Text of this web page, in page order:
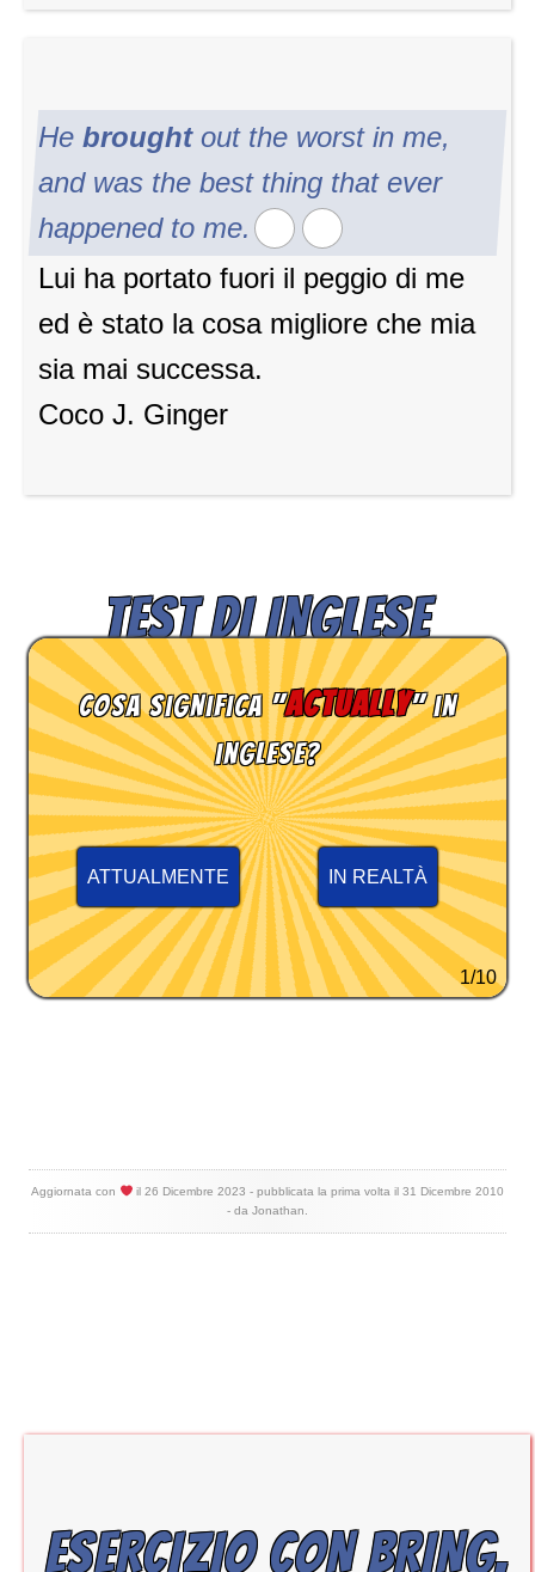
He broughtout the worst in me,
and was the best thing that ever
happened to me.
Lui ha portato fuori il peggio di me
ed è stato la cosa migliore che mia
sia mai successa.
Coco J. Ginger
TEST DI INGLESE
Cosa significa "actually" in
inglese?
ATTUALMENTE IN REALTÀ
1/10
Aggiornata con il26 Dicembre 2023 - pubblicata la prima volta il31 Dicembre 2010
- da Jonathan
ESERCIZIO CON BRING,